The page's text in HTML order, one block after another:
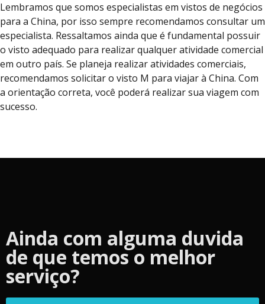
Lembramos que somos especialistas em vistos de negócios
para a China, por isso sempre recomendamos consultar um
especialista. Ressaltamos ainda que é fundamental possuir
o visto adequado para realizar qualquer atividade comercial
em outro país. Se planeja realizar atividades comerciais,
recomendamos solicitar o visto M para viajar à China. Com
a orientação correta, você poderá realizar sua viagem com
sucesso.
Ainda com alguma duvida
de que temos o melhor
serviço?